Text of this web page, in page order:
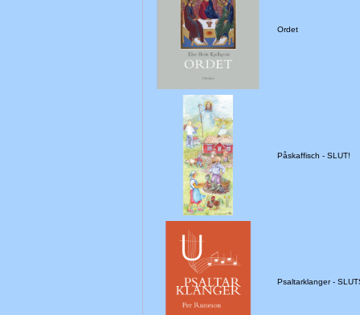
Ordet
Påskaffisch - SLUT!
Psaltarklanger -